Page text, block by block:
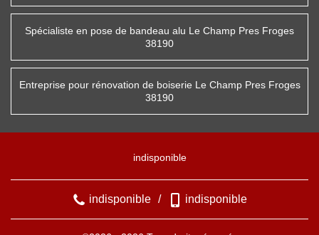
Spécialiste en pose de bandeau alu Le Champ Pres Froges
38190
Entreprise pour rénovation de boiserie Le Champ Pres Froges
38190
indisponible
indisponible / indisponible